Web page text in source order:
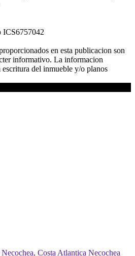
ICS6757042
en esta publicacion son
informativo. La informacion
del inmueble y/o planos